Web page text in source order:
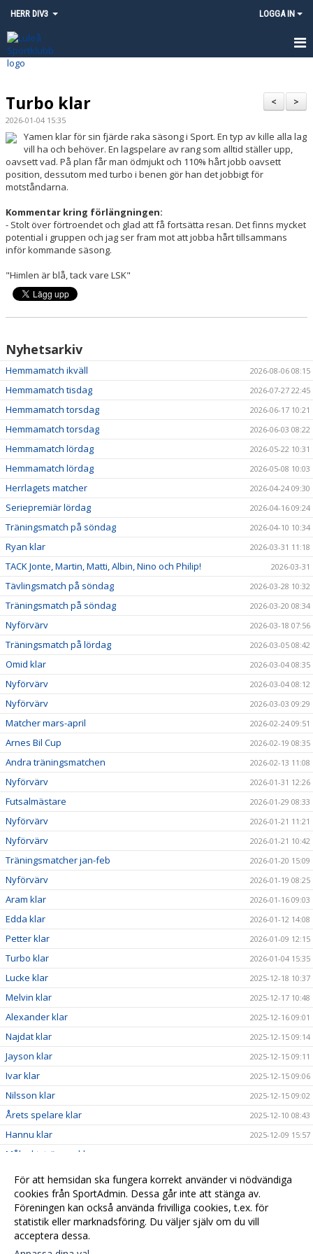
HERR DIV3 LOGGA IN
HEM
NYHETER
KALENDER
MATCHER
TRUPPEN
KONTAKT
INSTAGRAM - LULEÅ SK HERR
>
<
Turbo klar
2026-01-04 15:35
Yamen klar för sin fjärde raka säsong i Sport. En typ av kille alla lag
vill ha och behöver. En lagspelare av rang som alltid ställer upp,
oavsett vad. På plan får man ödmjukt och 110% hårt jobb oavsett
position, dessutom med turbo i benen gör han det jobbigt för
motståndarna.
Kommentar kring förlängningen:
- Stolt över förtroendet och glad att få fortsätta resan. Det finns mycket
potential i gruppen och jag ser fram mot att jobba hårt tillsammans
inför kommande säsong.
"Himlen är blå, tack vare LSK"
Nyhetsarkiv
Hemmamatch ikväll 2026-08-06 08:15
Hemmamatch tisdag 2026-07-27 22:45
Hemmamatch torsdag 2026-06-17 10:21
Hemmamatch torsdag 2026-06-03 08:22
Hemmamatch lördag 2026-05-22 10:31
Hemmamatch lördag 2026-05-08 10:03
Herrlagets matcher 2026-04-24 09:30
Seriepremiär lördag 2026-04-16 09:24
Träningsmatch på söndag 2026-04-10 10:34
Ryan klar 2026-03-31 11:18
TACK Jonte, Martin, Matti, Albin, Nino och Philip! 2026-03-31
Tävlingsmatch på söndag 2026-03-28 10:32
Träningsmatch på söndag 2026-03-20 08:34
Nyförvärv 2026-03-18 07:56
Träningsmatch på lördag 2026-03-05 08:42
Omid klar 2026-03-04 08:35
Nyförvärv 2026-03-04 08:12
Nyförvärv 2026-03-03 09:29
Matcher mars-april 2026-02-24 09:51
Arnes Bil Cup 2026-02-19 08:35
Andra träningsmatchen 2026-02-13 11:08
Nyförvärv 2026-01-31 12:26
Futsalmästare 2026-01-29 08:33
Nyförvärv 2026-01-21 11:21
Nyförvärv 2026-01-21 10:42
Träningsmatcher jan-feb 2026-01-20 15:09
Nyförvärv 2026-01-19 08:25
Aram klar 2026-01-16 09:03
Edda klar 2026-01-12 14:08
Petter klar 2026-01-09 12:15
Turbo klar 2026-01-04 15:35
Lucke klar 2025-12-18 10:37
Melvin klar 2025-12-17 10:48
Alexander klar 2025-12-16 09:01
Najdat klar 2025-12-15 09:14
Jayson klar 2025-12-15 09:11
Ivar klar 2025-12-15 09:06
Nilsson klar 2025-12-15 09:02
Årets spelare klar 2025-12-10 08:43
Hannu klar 2025-12-09 15:57
Målvaktstränare klar
Assisterande klar 2025-12-08 19:15
Assisterande klar 2025-12-08 19:13
Tränare klar 2025-12-08 19:04
För att hemsidan ska fungera korrekt använder vi nödvändiga
cookies från SportAdmin. Dessa går inte att stänga av.
Föreningen kan också använda frivilliga cookies, t.ex. för
statistik eller marknadsföring. Du väljer själv om du vill
acceptera dessa.